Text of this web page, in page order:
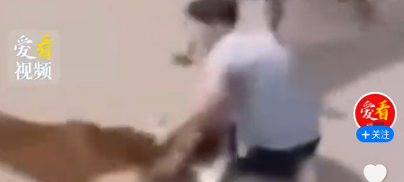
关注